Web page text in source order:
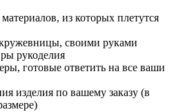
из которых плетутся
своими руками
рукоделия
готовые ответить на все ваши
изделия по вашему заказу (в